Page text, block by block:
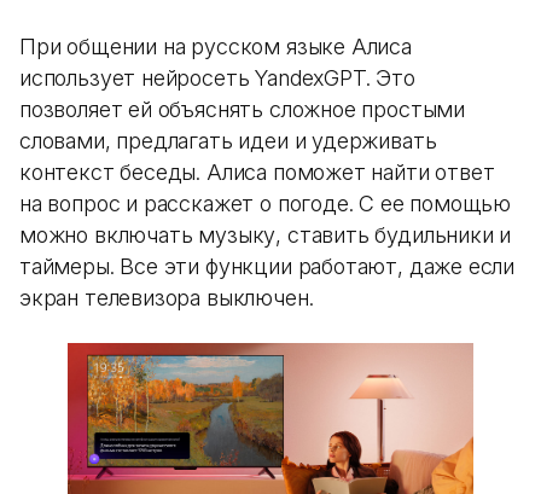
При общении на русском языке Алиса
использует нейросеть YandexGPT. Это
позволяет ей объяснять сложное простыми
словами, предлагать идеи и удерживать
контекст беседы. Алиса поможет найти ответ
на вопрос и расскажет о погоде. С ее помощью
можно включать музыку, ставить будильники и
таймеры. Все эти функции работают, даже если
экран телевизора выключен.